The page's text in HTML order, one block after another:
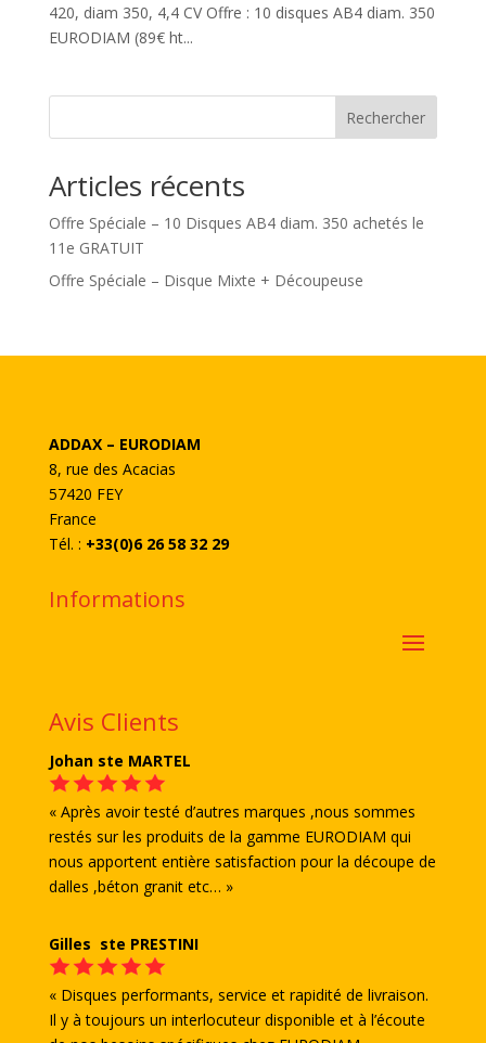
420, diam 350, 4,4 CV Offre : 10 disques AB4 diam. 350
EURODIAM (89€ ht...
Rechercher
Articles récents
Offre Spéciale – 10 Disques AB4 diam. 350 achetés le
11e GRATUIT
Offre Spéciale – Disque Mixte + Découpeuse
ADDAX – EURODIAM
8, rue des Acacias
57420 FEY
France
Tél. : +33(0)6 26 58 32 29
Informations
Avis Clients
Johan ste MARTEL
« Après avoir testé d’autres marques ,nous sommes
restés sur les produits de la gamme EURODIAM qui
nous apportent entière satisfaction pour la découpe de
dalles ,béton granit etc… »
Gilles ste PRESTINI
« Disques performants, service et rapidité de livraison.
Il y à toujours un interlocuteur disponible et à l’écoute